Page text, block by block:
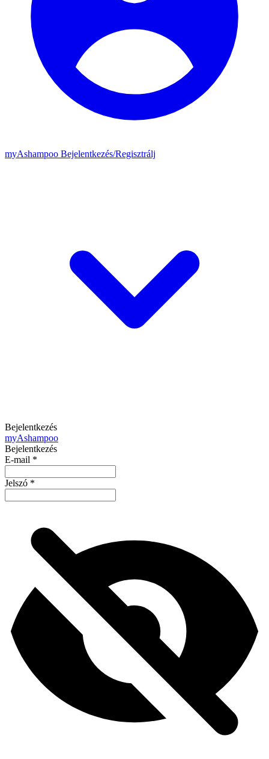
myAshampoo Bejelentkezés/Regisztrálj
Bejelentkezés
myAshampoo
Bejelentkezés
E-mail *
Jelszó *